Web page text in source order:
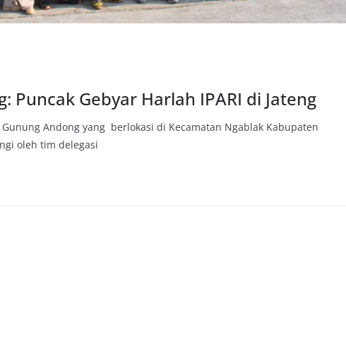
Puncak Gebyar Harlah IPARI di Jateng
Andong yang berlokasi di Kecamatan Ngablak Kabupaten
oleh tim delegasi